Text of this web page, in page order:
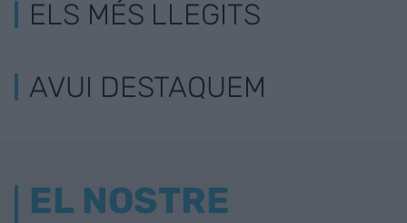
ELS MÉS LLEGITS
AVUI DESTAQUEM
EL NOSTRE